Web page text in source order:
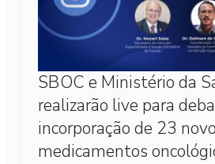
SBOC e Ministério da
realizarão live para
incorporação de 23
medicamentos